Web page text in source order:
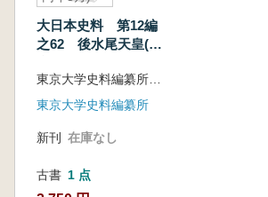
大日本史料 第12編
之62 後水尾天皇(元
東京大学史料編纂所 編
東京大学史料編纂所
新刊 在庫なし
古書 1 点